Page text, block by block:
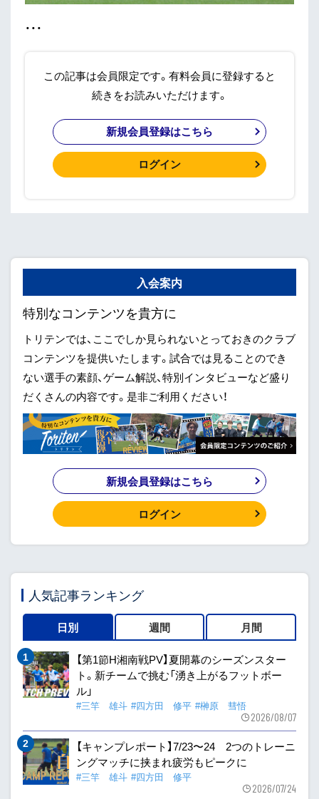
・・・
この記事は会員限定です。有料会員に登録すると
続きをお読みいただけます。
新規会員登録はこちら
ログイン
入会案内
特別なコンテンツを貴方に
トリテンでは、ここでしか見られないとっておきのクラブ
コンテンツを提供いたします。試合では見ることのでき
ない選手の素顔、ゲーム解説、特別インタビューなど盛り
だくさんの内容です。是非ご利用ください！
新規会員登録はこちら
ログイン
人気記事ランキング
日別 週間 月間
【第1節H湘南戦PV】夏開幕のシーズンスター
ト。新チームで挑む「湧き上がるフットボー
ル」
#三竿 雄斗 #四方田 修平 #榊原 彗悟
2026/08/07
【キャンプレポート】7/23〜24 2つのトレーニ
ングマッチに挟まれ疲労もピークに
#三竿 雄斗 #四方田 修平
2026/07/24